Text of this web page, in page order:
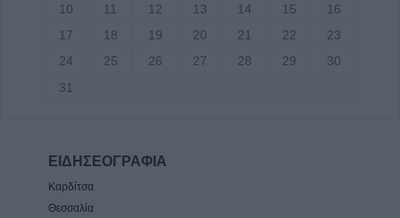
10
11 12 13 14 15
16
17
18 19 20 21 22
23
24
25 26 27 28 29
30
31
ΕΙΔΗΣΕΟΓΡΑΦΙΑ
Καρδίτσα
Θεσσαλία